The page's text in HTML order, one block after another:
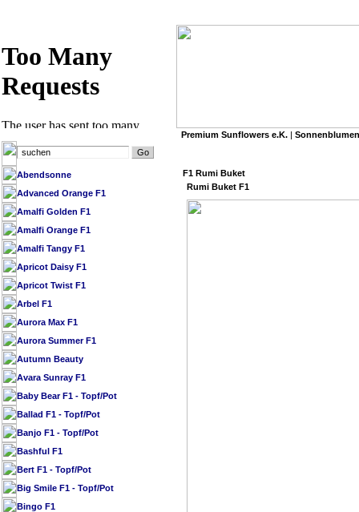
Premium Sunflowers e.K. |
Abendsonne
Advanced Orange F1
Amalfi Golden F1
Amalfi Orange F1
Amalfi Tangy F1
Apricot Daisy F1
Apricot Twist F1
Arbel F1
Aurora Max F1
Aurora Summer F1
Autumn Beauty
Avara Sunray F1
Baby Bear F1 - Topf/Pot
Ballad F1 - Topf/Pot
Banjo F1 - Topf/Pot
Bashful F1
Bert F1 - Topf/Pot
Big Smile F1 - Topf/Pot
Bingo F1
F1 Rumi Buket
Rumi Buket F1